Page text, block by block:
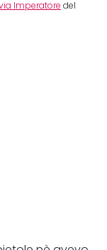
Imperatore del